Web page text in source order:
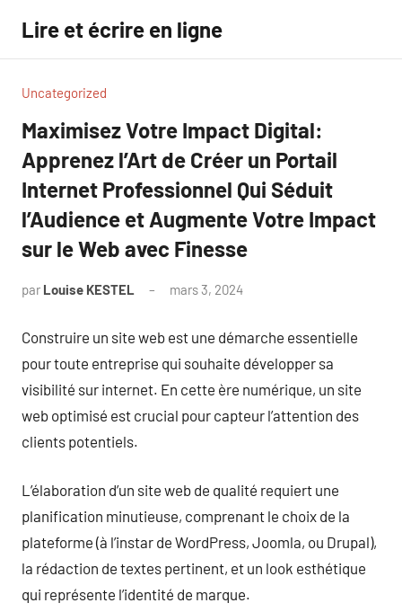
contenu
Lire et écrire en ligne
Uncategorized
Maximisez Votre Impact Digital:
Apprenez l’Art de Créer un Portail
Internet Professionnel Qui Séduit
l’Audience et Augmente Votre Impact
sur le Web avec Finesse
par Louise KESTEL mars 3, 2024
Construire un site web est une démarche essentielle
pour toute entreprise qui souhaite développer sa
visibilité sur internet. En cette ère numérique, un site
web optimisé est crucial pour capteur l’attention des
clients potentiels.
L’élaboration d’un site web de qualité requiert une
planification minutieuse, comprenant le choix de la
plateforme (à l’instar de WordPress, Joomla, ou Drupal),
la rédaction de textes pertinent, et un look esthétique
qui représente l’identité de marque.